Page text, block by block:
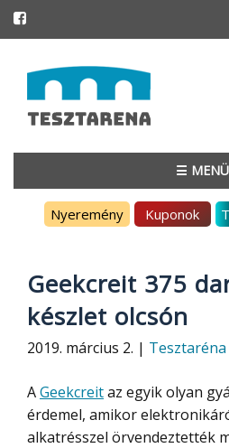
to
content
☰ MENÜ
Nyeremény Kuponok
Geekcreit 375
készlet olcsón
2019. március 2. | Tesztaréna
AGeekcreitaz egyik olyan
érdemel, amikor
alkatrésszel örvendeztették